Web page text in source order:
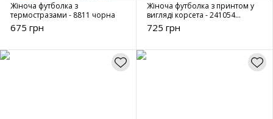
Жіноча футболка з
термостразами - 8811 чорна
675 грн
Жіноча футболка з принтом у
вигляді корсета - 241054
бежева
725 грн